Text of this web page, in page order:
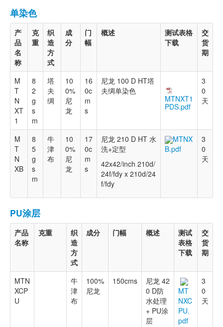
单染色
产
品
名
称
克
重
织
造
方
式
成
分
门
幅
概述
测试表格
下载
交
货
期
M
T
N
XT
1
8
2
g
s
m
塔
夫
绸
10
0%
尼
龙
16
0c
m
s
尼龙 100 D HT塔
夫绸单染色
MTNXT1
PDS.pdf
3
0
天
M
T
N
XB
8
5
g
s
m
牛
津
布
10
0%
尼
龙
17
0c
m
s
尼龙 210 D HT 水
洗+定型
42x42/inch 210d/
24f/fdy x 210d/24
f/fdy
MTNX
B.pdf
3
0
天
PU涂层
产品
名称
克重
织
造
方
式
成分 门幅 概述
测试
表格
下载
交
货
期
MTN
XCP
U
牛
津
布
100%
尼龙
150cms
尼龙 42
0 D防
水处理
+ PU涂
层
MT
NXC
PU.
pdf
3
0
天